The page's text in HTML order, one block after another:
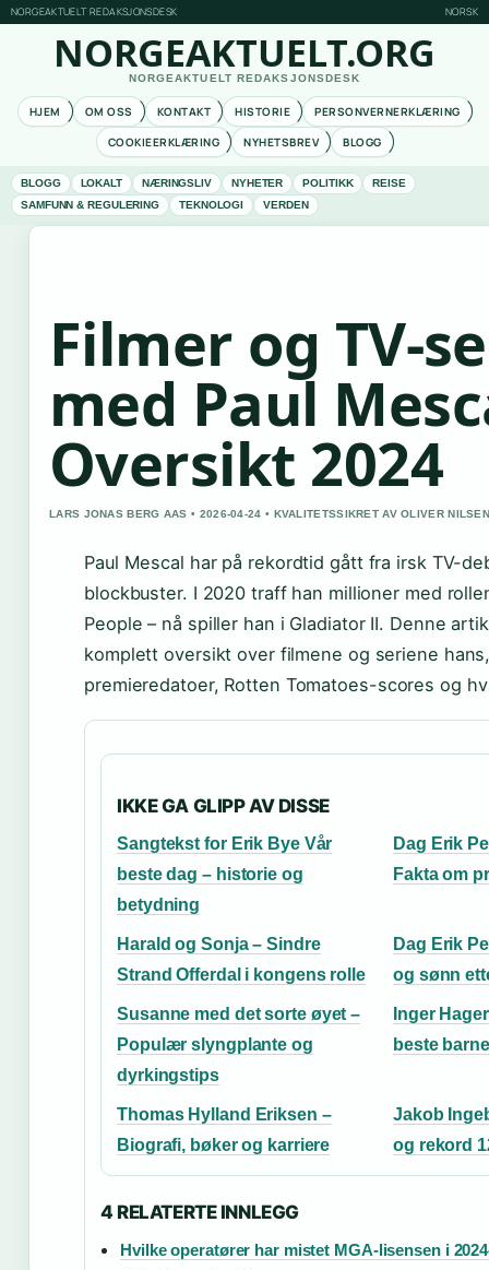
NORGEAKTUELT REDAKSJONSDESK NORSK
NORGEAKTUELT.ORG
NORGEAKTUELT REDAKSJONSDESK
HJEM OM OSS KONTAKT HISTORIE
PERSONVERNERKLÆRING
COOKIEERKLÆRING
NYHETSBREV BLOGG
BLOGG LOKALT NÆRINGSLIV NYHETER POLITIKK
REISE
SAMFUNN & REGULERING
TEKNOLOGI VERDEN
Filmer og TV-
med Paul
Oversikt 2024
LARS JONAS BERG AAS • 2026-04-24 • KVALITETSSIKRET AV OLIVER
Paul Mescal har på rekordtid gått fra irsk TV-
blockbuster. I 2020 traff han millioner med
People – nå spiller han i Gladiator II. Denne
komplett oversikt over filmene og seriene
premieredatoer, Rotten Tomatoes-scores og
IKKE GA GLIPP AV DISSE
Sangtekst for Erik Bye Vår
beste dag – historie og
betydning
Dag Erik
Fakta om
Harald og Sonja – Sindre
Strand Offerdal i kongens rolle
Dag Erik
og sønn
Susanne med det sorte øyet –
Populær slyngplante og
dyrkingstips
Inger
beste
Thomas Hylland Eriksen –
Biografi, bøker og karriere
Jakob
og rekord
4 RELATERTE INNLEGG
Hvilke operatører har mistet MGA-lisensen i